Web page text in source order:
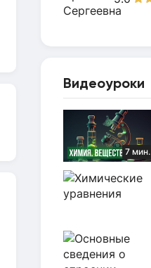
Видеоуроки
7 мин.